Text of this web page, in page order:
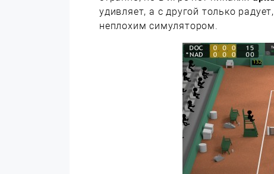
удивляет, а с другой только
неплохим симулятором.